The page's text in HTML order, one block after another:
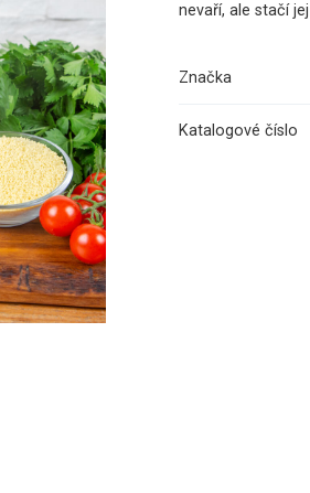
nevaří, ale stačí
Značka
Katalogové číslo